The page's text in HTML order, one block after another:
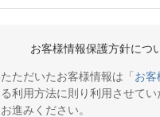
お客様情報保護方針につ
ただいたお客様情報は「 お客
る利用方法に則り利用させて
進みください。